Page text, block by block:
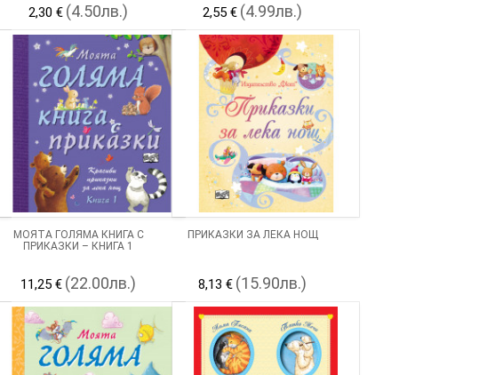
2,30 € (4.50лв.) 2,55 € (4.99лв.)
МОЯТА ГОЛЯМА КНИГА С
ПРИКАЗКИ – КНИГА 1
11,25 € (22.00лв.)
ПРИКАЗКИ ЗА ЛЕКА НОЩ
8,13 € (15.90лв.)